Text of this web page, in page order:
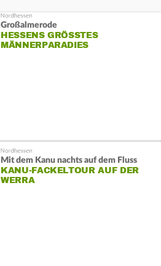
Großalmerode
HESSENS GRÖSSTES M
ÄNNERPARADIES
Mit dem Kanu nachts auf dem Fluss
KANU-FACKELTOUR AUF DER
WERRA